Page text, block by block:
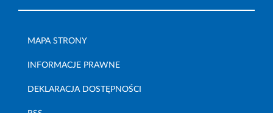
MAPA STRONY
INFORMACJE PRAWNE
DEKLARACJA DOSTĘPNOŚCI